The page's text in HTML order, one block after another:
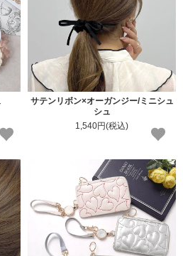
サテンリボン×オーガンジー/ミニシュ
シュ
1,540円(税込)